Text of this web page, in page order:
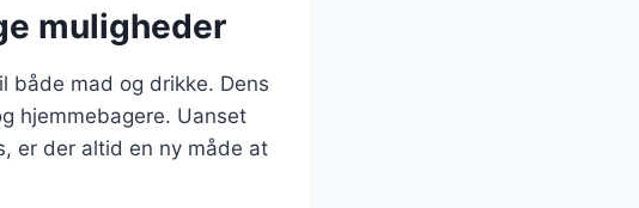
muligheder
både mad og drikke. Dens
hjemmebagere. Uanset
er der altid en ny måde at